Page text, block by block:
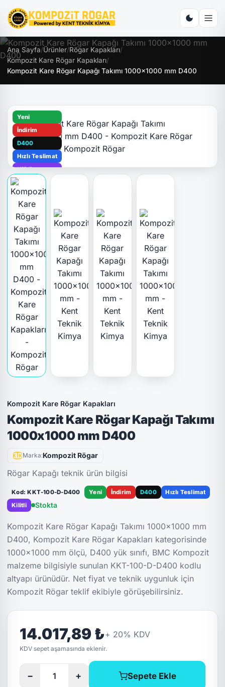
Ana Sayfa/Ürünler/Rögar Kapakları/
Kompozit Kare Rögar Kapakları/
Kompozit Kare Rögar Kapağı Takımı 1000x1000 mm D400
Yeni
İndirim
D400
Hızlı Teslimat
Kilitli
Kompozit Kare Rögar Kapakları
Kompozit Kare Rögar Kapağı Takımı
1000x1000 mm D400
Marka:Kompozit Rögar
Rögar Kapağı teknik ürün bilgisi
Kod: KKT-100-D-D400 Yeni İndirim D400
Hızlı Teslimat
Kilitli
Stokta
Kompozit Kare Rögar Kapağı Takımı 1000x1000 mm
D400, Kompozit Kare Rögar Kapakları kategorisinde
1000x1000 mm ölçü, D400 yük sınıfı, BMC Kompozit
malzeme bilgisiyle sunulan KKT-100-D-D400 kodlu
altyapı ürünüdür. Net fiyat ve teknik uygunluk için
Kompozit Rögar teklif ekibiyle görüşebilirsiniz.
14.017,89 ₺+ 20% KDV
KDV sepet aşamasında eklenir.
− + Sepete Ekle